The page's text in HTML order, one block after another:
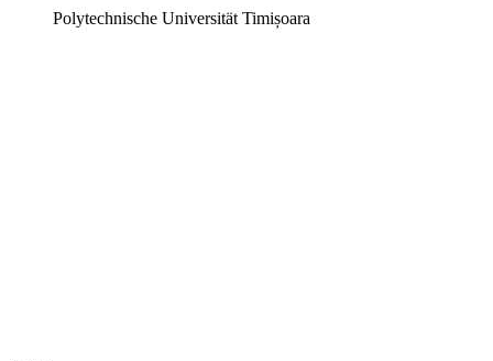
Polytechnische Universität Timișoara